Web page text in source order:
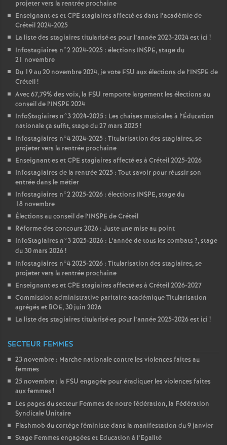
projeter vers la rentrée prochaine
Enseignant·es etCPE stagiaires affecté·es dans l’académie de
Créteil 2024-2025
La liste des stagiaires titularisé·es pour l’année 2023-2024 est ici !
Infostagiaires n°2 2024-2025 : élections INSPE, stage du
21 novembre
Du 19 au 20 novembre 2024, je vote FSU aux élections de l’INSPE de
Créteil!
Avec 67,79% des voix, la FSU remporte largement les élections au
conseil de l’INSPE 2024
InfoStagiaires n°3 2024-2025 : Les chaises musicales à l’Éducation
nationale ça suffit, stage du 27 mars 2025!
Infostagiaires n°4 2024-2025 : Titularisation des stagiaires, se
projeter vers la rentrée prochaine
Enseignant·es etCPE stagiaires affecté·es à Créteil 2025-2026
Infostagiaires de la rentrée 2025 : Tout savoir pour réussir son
entrée dans le métier
Infostagiaires n°2 2025-2026 : élections INSPE, stage du
18 novembre
Élections au conseil de l’INSPE de Créteil
Réforme des concours 2026 : Juste une mise au point
InfoStagiaires n°3 2025-2026 : L’année de tous les combats ?, stage
du 30 mars 2026!
Infostagiaires n°4 2025-2026 : Titularisation des stagiaires, se
projeter vers la rentrée prochaine
Enseignant·es etCPE stagiaires affecté·es à Créteil 2026-2027
Commission administrative paritaire académique Titularisation
agrégés et BOE, 30 juin 2026
La liste des stagiaires titularisé·es pour l’année 2025-2026 est ici !
SECTEUR FEMMES
23 novembre : Marche nationale contre les violences faites au
femmes
25 novembre : la FSU engagée pour éradiquer les violences faites
aux femmes !
Les pages du secteur Femmes de notre fédération, la Fédération
Syndicale Unitaire
Flashmob du cortège féministe dans la manifestation du 9 janvier
Stage Femmes engagées et Education à l’Egalité